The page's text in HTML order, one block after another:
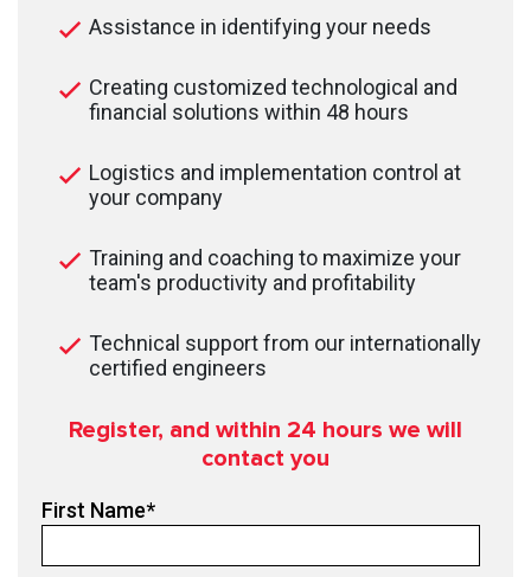
Assistance in identifying your needs
Creating customized technological and
financial solutions within 48 hours
Logistics and implementation control at
your company
Training and coaching to maximize your
team's productivity and profitability
Technical support from our internationally
certified engineers
Register, and within 24 hours we will
contact you
First Name*